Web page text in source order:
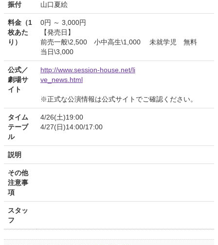
振付 山口夏絵
料金（1
枚あた
り）
0円 ～ 3,000円
【発売日】
前売一般\2,500 小中高生\1,000 未就学児 無料
当日\3,000
公式／
劇場サ
イト
http://www.session-house.net/li
ve_news.html
※正式な公演情報は公式サイトでご確認ください。
タイム
テーブ
ル
4/26(土)19:00
4/27(日)14:00/17:00
説明
その他
注意事
項
スタッ
フ